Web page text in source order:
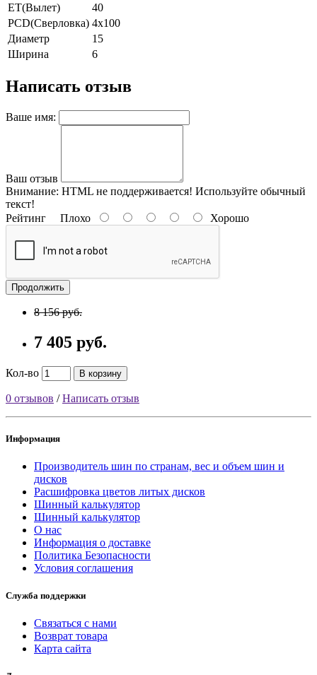
ET(Вылет)
40
PCD(Сверловка) 4x100
Диаметр
15
Ширина
6
Написать отзыв
Ваше имя:
Ваш отзыв
Внимание: HTML не поддерживается! Используйте обычный
текст!
Рейтинг Плохо Хорошо
Продолжить
8 156 руб.
7 405 руб.
Кол-во В корзину
0 отзывов /Написать отзыв
Информация
Производитель шин по странам, вес и объем шин и
дисков
Расшифровка цветов литых дисков
Шинный калькулятор
Шинный калькулятор
О нас
Информация о доставке
Политика Безопасности
Условия соглашения
Служба поддержки
Связаться с нами
Возврат товара
Карта сайта